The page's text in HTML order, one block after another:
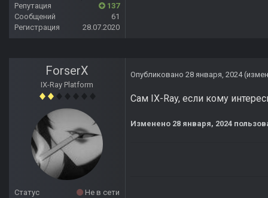
Репутация
137
Сообщений
61
Регистрация
28.07.2020
ForserX
IX-Ray Platform
Статус
Не в сети
Опубликовано 28 января, 2024
Сам IX-Ray, если кому
Изменено 28 января, 2024